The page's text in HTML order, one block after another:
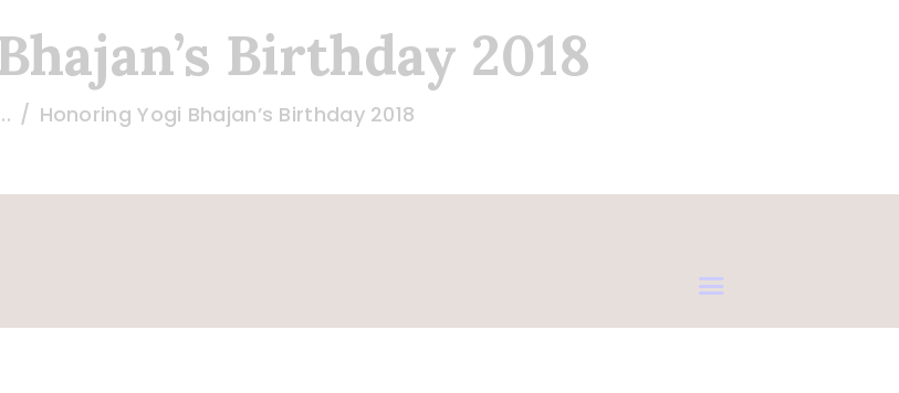
Birthday 2018
Honoring Yogi Bhajan’s Birthday 2018